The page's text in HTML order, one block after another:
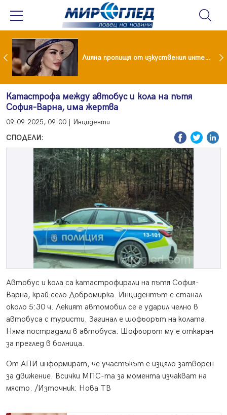
Популярен риалити герой заряза жена си заради друга Лияна пропищя от изкуствения интелект
Катастрофа между автобус и кола на пътя
София-Варна, има жертва
09.09.2025, 09:00 | Инциденти
СПОДЕЛИ:
Автобус и кола са катастрофирали на пътя София-
Варна, край село Добромирка. Инцидентът е станал
около 5:30 ч. Лекият автомобил се е ударил челно в
автобуса с туристи. Загинал е шофьорът на колата.
Няма пострадали в автобуса. Шофьорът му е откаран
за преглед в болница.
От АПИ информират, че участъкът е изцяло затворен
за движение. Всички МПС-та за момента изчакват на
място. /Източник: Нова ТВ